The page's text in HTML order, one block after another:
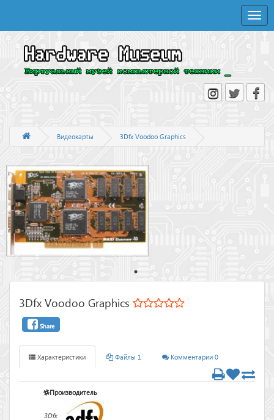
Toggle
Видеокарты 3Dfx Voodoo Graphics
3Dfx Voodoo Graphics
Share
Характеристики Файлы 1 Комментарии 0
Производитель
3Dfx